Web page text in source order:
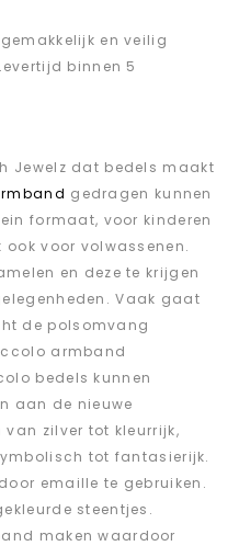
en veilig
binnen 5
Jewelz dat bedels maakt
gedragen kunnen
formaat, voor kinderen
voor volwassenen.
en deze te krijgen
Vaak gaat
de polsomvang
armband
bedels kunnen
aan de nieuwe
zilver tot kleurrijk,
tot fantasierijk.
emaille te gebruiken.
steentjes.
maken waardoor